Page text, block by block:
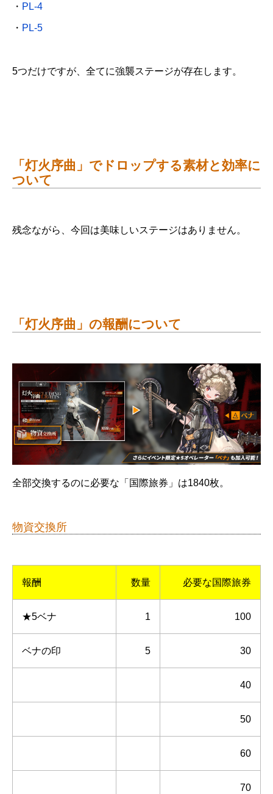
・ PL-4
・ PL-5
5つだけですが、全てに強襲ステージが存在します。
「灯火序曲」でドロップする素材と効率に
ついて
残念ながら、今回は美味しいステージはありません。
「灯火序曲」の報酬について
全部交換するのに必要な「国際旅券」は1840枚。
物資交換所
報酬 数量 必要な国際旅券
★5ベナ 1 100
ベナの印 5 30
40
50
60
70